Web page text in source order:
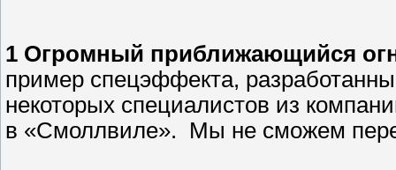
1 Огромный приближающийся
пример спецэффекта,
некоторых специалистов из
в «Смоллвиле». Мы не сможем